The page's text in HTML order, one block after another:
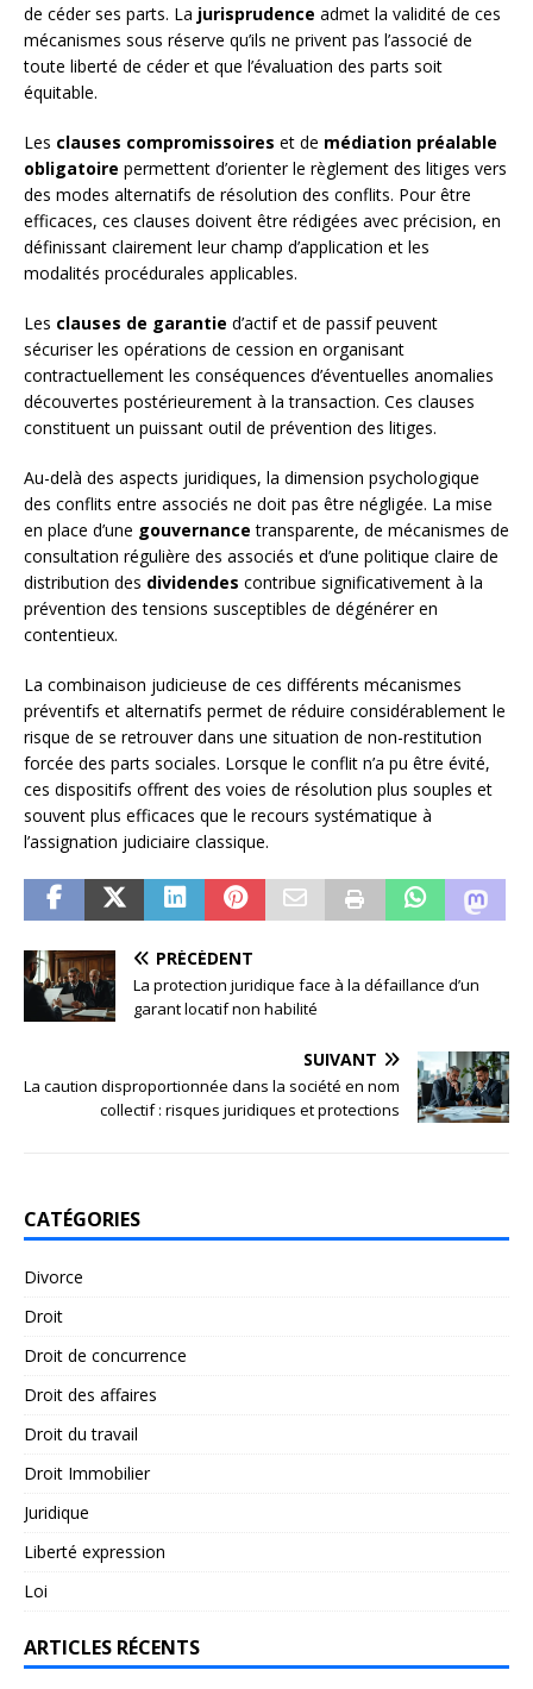
de céder ses parts. La jurisprudence admet la validité de ces
mécanismes sous réserve qu’ils ne privent pas l’associé de
toute liberté de céder et que l’évaluation des parts soit
équitable.
Les clauses compromissoires et de médiation préalable
obligatoire permettent d’orienter le règlement des litiges vers
des modes alternatifs de résolution des conflits. Pour être
efficaces, ces clauses doivent être rédigées avec précision, en
définissant clairement leur champ d’application et les
modalités procédurales applicables.
Les clauses de garantie d’actif et de passif peuvent
sécuriser les opérations de cession en organisant
contractuellement les conséquences d’éventuelles anomalies
découvertes postérieurement à la transaction. Ces clauses
constituent un puissant outil de prévention des litiges.
Au-delà des aspects juridiques, la dimension psychologique
des conflits entre associés ne doit pas être négligée. La mise
en place d’une gouvernance transparente, de mécanismes de
consultation régulière des associés et d’une politique claire de
distribution des dividendes contribue significativement à la
prévention des tensions susceptibles de dégénérer en
contentieux.
La combinaison judicieuse de ces différents mécanismes
préventifs et alternatifs permet de réduire considérablement le
risque de se retrouver dans une situation de non-restitution
forcée des parts sociales. Lorsque le conflit n’a pu être évité,
ces dispositifs offrent des voies de résolution plus souples et
souvent plus efficaces que le recours systématique à
l’assignation judiciaire classique.
PRÉCÉDENT
La protection juridique face à la défaillance d’un
garant locatif non habilité
SUIVANT
La caution disproportionnée dans la société en nom
collectif : risques juridiques et protections
CATÉGORIES
Divorce
Droit
Droit de concurrence
Droit des affaires
Droit du travail
Droit Immobilier
Juridique
Liberté expression
Loi
ARTICLES RÉCENTS